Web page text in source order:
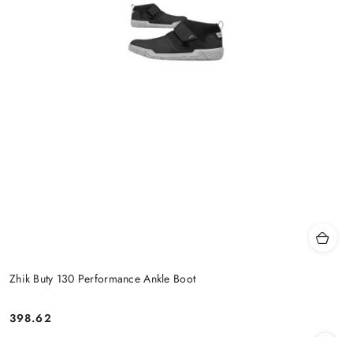
Zhik Buty 130 Performance Ankle Boot
Cena:
398.62